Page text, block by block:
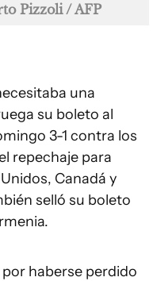
Pizzoli / AFP
una
su boleto al
3-1 contra los
repechaje para
Canadá y
selló su boleto
haberse perdido